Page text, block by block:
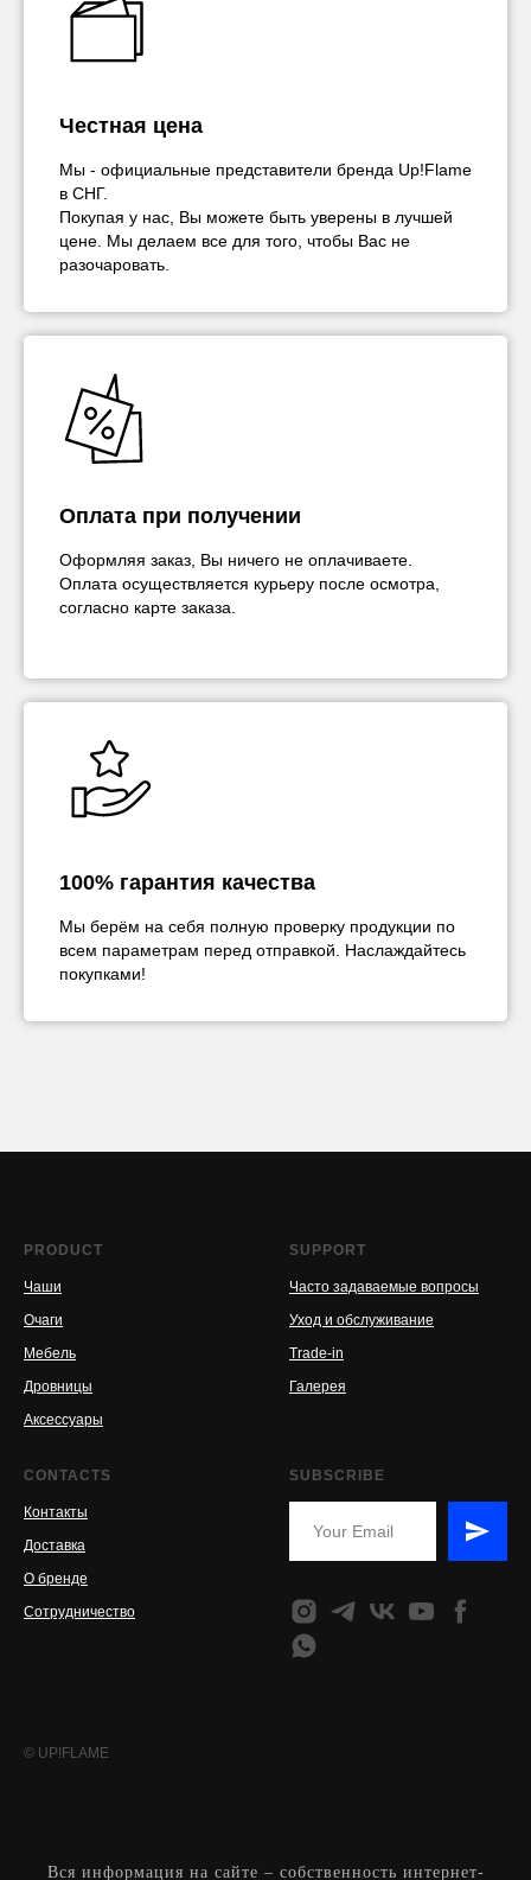
Честная цена
Мы - официальные представители бренда Up!Flame
в СНГ.
Покупая у нас, Вы можете быть уверены в лучшей
цене. Мы делаем все для того, чтобы Вас не
разочаровать.
Оплата при получении
Оформляя заказ, Вы ничего не оплачиваете.
Оплата осуществляется курьеру после осмотра,
согласно карте заказа.
100% гарантия качества
Мы берём на себя полную проверку продукции по
всем параметрам перед отправкой. Наслаждайтесь
покупками!
PRODUCT
Чаши
Очаги
Мебель
Дровницы
Аксессуары
SUPPORT
Часто задаваемые вопросы
Уход и обслуживание
Trade-in
Галерея
CONTACTS
Контакты
Доставка
О бренде
Сотрудничество
SUBSCRIBE
© UP!FLAME
Вся информация на сайте – собственность интернет-